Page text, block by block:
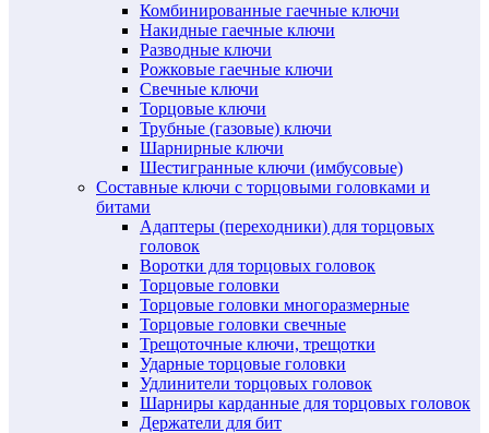
Комбинированные гаечные ключи
Накидные гаечные ключи
Разводные ключи
Рожковые гаечные ключи
Свечные ключи
Торцовые ключи
Трубные (газовые) ключи
Шарнирные ключи
Шестигранные ключи (имбусовые)
Составные ключи с торцовыми головками и
битами
Адаптеры (переходники) для торцовых
головок
Воротки для торцовых головок
Торцовые головки
Торцовые головки многоразмерные
Торцовые головки свечные
Трещоточные ключи, трещотки
Ударные торцовые головки
Удлинители торцовых головок
Шарниры карданные для торцовых головок
Держатели для бит